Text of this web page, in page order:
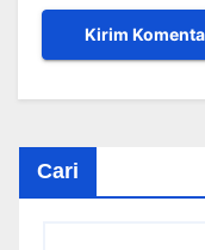
Cari